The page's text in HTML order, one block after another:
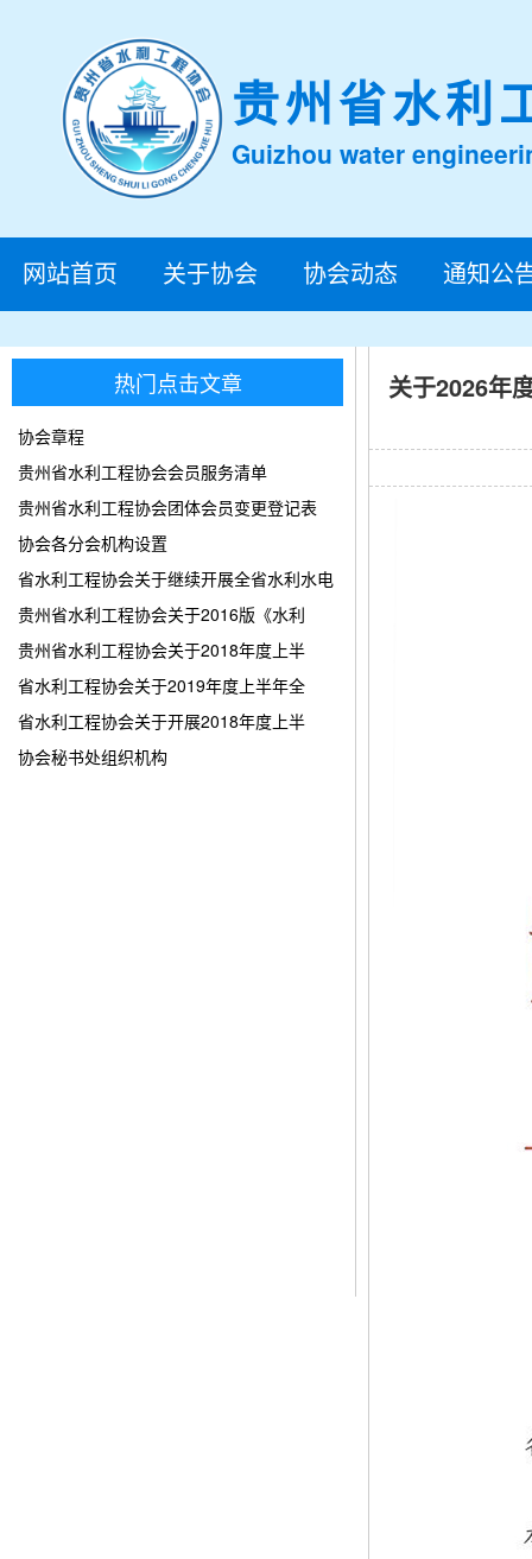
贵州省水利
Guizhou water
网站首页 关于协会 协会动态 通知公
热门点击文章
协会章程
贵州省水利工程协会会员服务清单
贵州省水利工程协会团体会员变更登记表
协会各分会机构设置
省水利工程协会关于继续开展全省水利水电
贵州省水利工程协会关于2016版《水利
贵州省水利工程协会关于2018年度上半
省水利工程协会关于2019年度上半年全
省水利工程协会关于开展2018年度上半
协会秘书处组织机构
关于2026年